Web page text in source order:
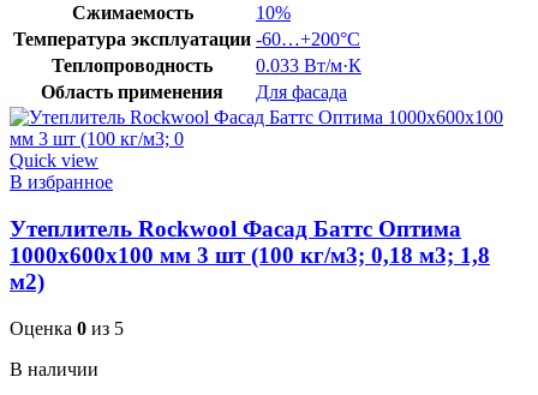
Сжимаемость
10%
Температура эксплуатации -60…+200°C
Теплопроводность
0.033 Вт/м·К
Область применения
Для фасада
Quick view
В избранное
Утеплитель Rockwool Фасад Баттс Оптима
1000х600х100 мм 3 шт (100 кг/м3; 0,18 м3; 1,8
м2)
Оценка 0 из 5
В наличии